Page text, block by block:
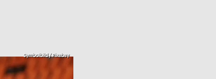
Symbolbild / Pixabay